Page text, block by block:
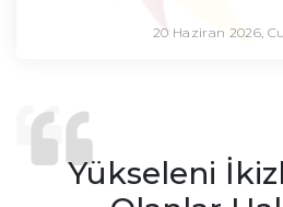
20 Haziran 2026,
Yükseleni